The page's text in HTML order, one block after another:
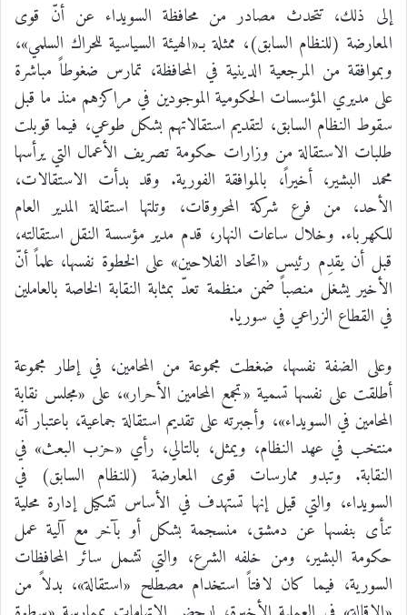
إلى ذلك، تتحدث مصادر من محافظة السويداء عن أنّ قوى
المعارضة (للنظام السابق)، ممثلة بـ«الهيئة السياسية للحراك السلمي»،
وبموافقة من المرجعية الدينية في المحافظة، تمارس ضغوطاً مباشرة
على مديري المؤسسات الحكومية الموجودين في مراكزهم منذ ما قبل
سقوط النظام السابق، لتقديم استقالاتهم بشكل طوعي، فيما قوبلت
طلبات الاستقالة من وزارات حكومة تصريف الأعمال التي يرأسها
محمد البشير، أخيراً، بالموافقة الفورية. وقد بدأت الاستقالات،
الأحد، من فرع شركة المحروقات، وتلتها استقالة المدير العام
للكهرباء. وخلال ساعات النهار، قدم مدير مؤسسة النقل استقالته،
قبل أن يقدِم رئيس «اتحاد الفلاحين» على الخطوة نفسها، علماً أنّ
الأخير يشغل منصباً ضمن منظمة تعدّ بمثابة النقابة الخاصة بالعاملين
في القطاع الزراعي في سوريا.
وعلى الضفة نفسها، ضغطت مجموعة من المحامين، في إطار مجموعة
أطلقت على نفسها تسمية «تجمع المحامين الأحرار»، على «مجلس نقابة
المحامين في السويداء»، وأجبرته على تقديم استقالة جماعية، باعتبار أنّه
منتخب في عهد النظام، ويمثل، بالتالي، رأي «حزب البعث» في
النقابة. وتبدو ممارسات قوى المعارضة (للنظام السابق) في
السويداء، والتي قيل إنها تستهدف في الأساس تشكيل إدارة محلية
تنأى بنفسها عن دمشق، منسجمة بشكل أو بآخر مع آلية عمل
حكومة البشير، ومن خلفه الشرع، والتي تشمل سائر المحافظات
السورية، فيما كان لافتاً استخدام مصطلح «استقالة»، بدلاً من